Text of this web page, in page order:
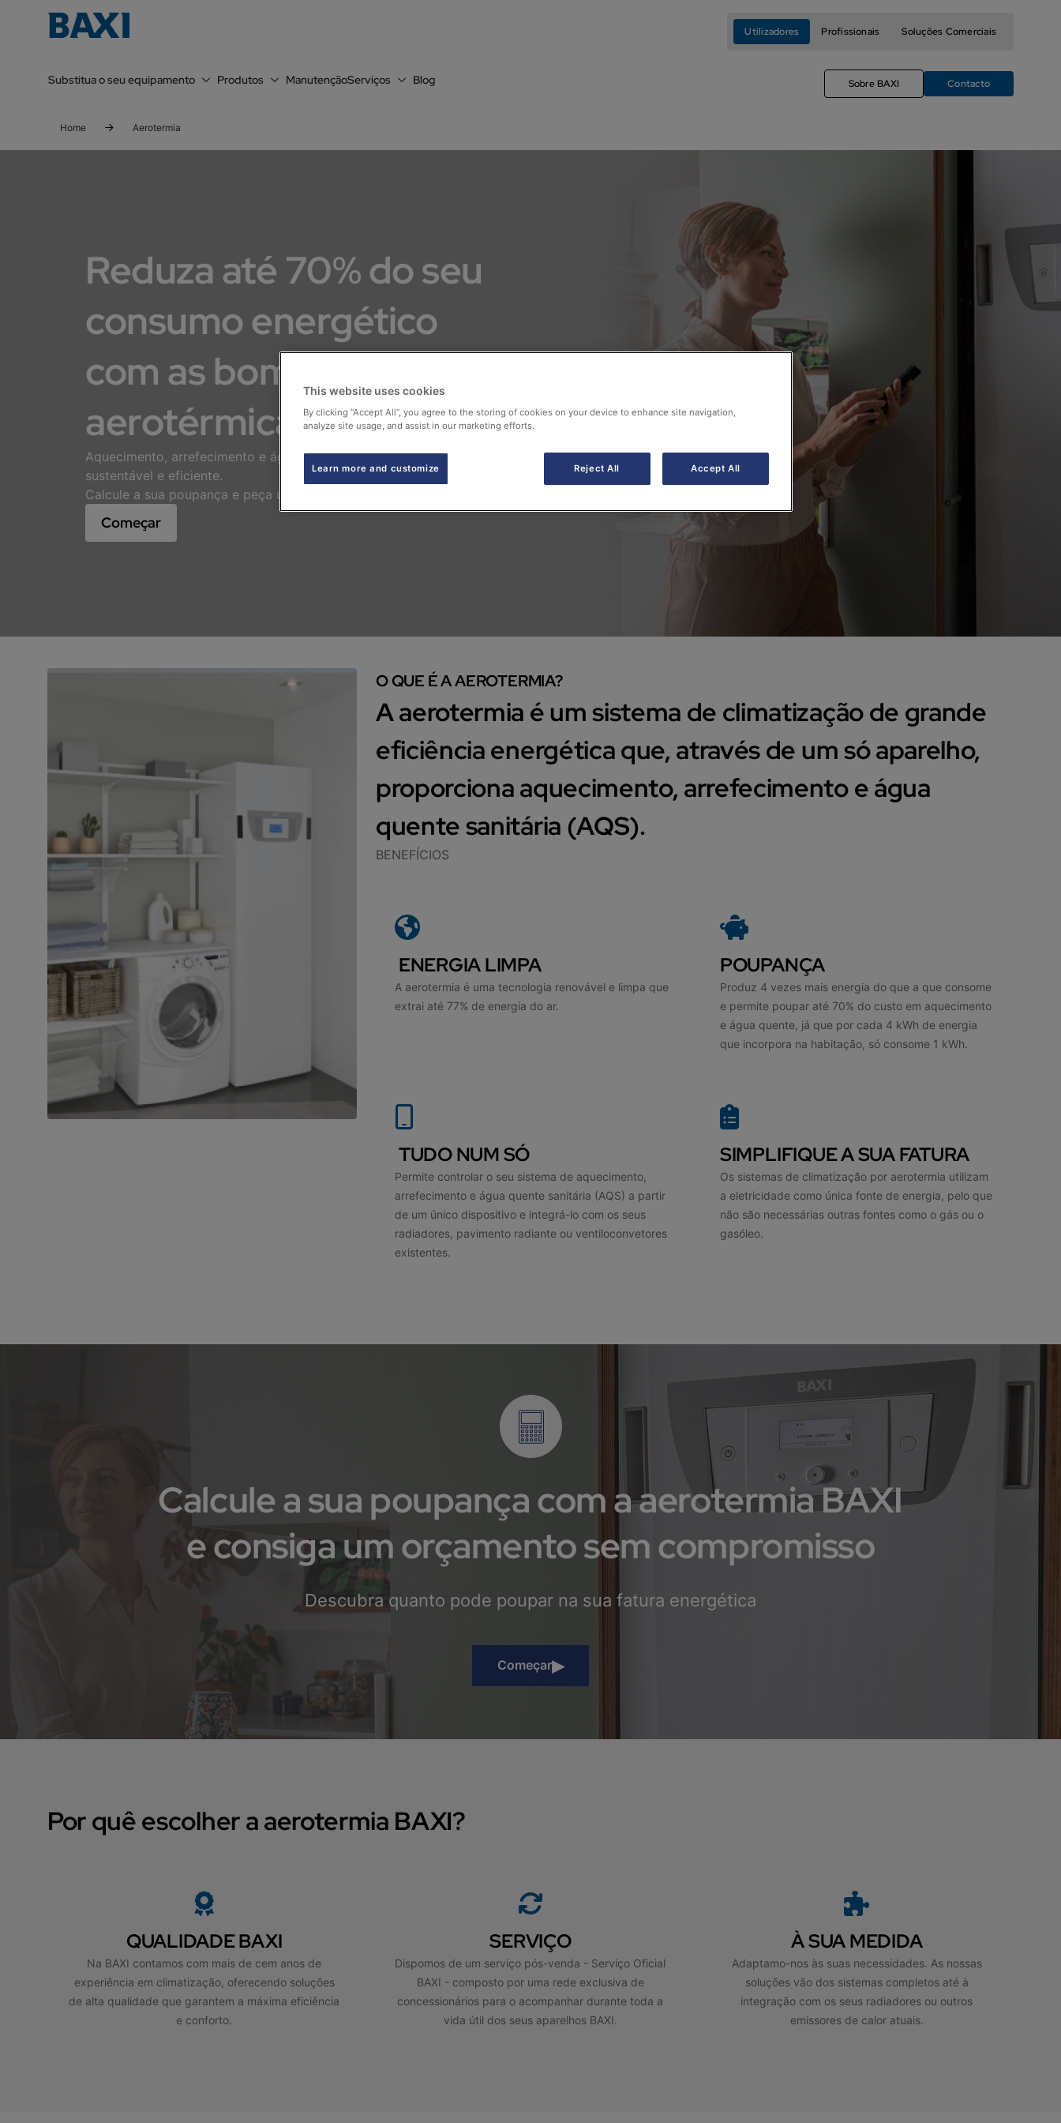
Utilizadores Profissionais Soluções Comerciais
Substitua o seu equipamento Produtos ManutençãoServiços Blog Sobre BAXI Contacto
Home Aerotermia
Reduza até 70% do seu
consumo energético
com as bombas de calor
aerotérmicas BAXI.
Aquecimento, arrefecimento e água quente com o sistema mais
sustentável e eficiente.
Calcule a sua poupança e peça um orçamento!
Começar
O QUE É A AEROTERMIA?
A aerotermia é um sistema de climatização de grande
eficiência energética que, através de um só aparelho,
proporciona aquecimento, arrefecimento e água
quente sanitária (AQS).
BENEFÍCIOS
ENERGIA LIMPA
A aerotermia é uma tecnologia renovável e limpa que
extrai até 77% de energia do ar.
POUPANÇA
Produz 4 vezes mais energia do que a que consome
e permite poupar até 70% do custo em aquecimento
e água quente, já que por cada 4 kWh de energia
que incorpora na habitação, só consome 1 kWh.
TUDO NUM SÓ
Permite controlar o seu sistema de aquecimento,
arrefecimento e água quente sanitária (AQS) a partir
de um único dispositivo e integrá-lo com os seus
radiadores, pavimento radiante ou ventiloconvetores
existentes.
SIMPLIFIQUE A SUA FATURA
Os sistemas de climatização por aerotermia utilizam
a eletricidade como única fonte de energia, pelo que
não são necessárias outras fontes como o gás ou o
gasóleo.
Calcule a sua poupança com a aerotermia BAXI
e consiga um orçamento sem compromisso
Descubra quanto pode poupar na sua fatura energética
Começar▸
Por quê escolher a aerotermia BAXI?
QUALIDADE BAXI
Na BAXI contamos com mais de cem anos de
experiência em climatização, oferecendo soluções
de alta qualidade que garantem a máxima eficiência
e conforto.
SERVIÇO
Dispomos de um serviço pós-venda - Serviço Oficial
BAXI - composto por uma rede exclusiva de
concessionários para o acompanhar durante toda a
vida útil dos seus aparelhos BAXI.
À SUA MEDIDA
Adaptamo-nos às suas necessidades. As nossas
soluções vão dos sistemas completos até à
integração com os seus radiadores ou outros
emissores de calor atuais.
This website uses cookies
By clicking “Accept All”, you agree to the storing of cookies on your device to enhance site navigation,
analyze site usage, and assist in our marketing efforts.
Learn more and customize Reject All Accept All